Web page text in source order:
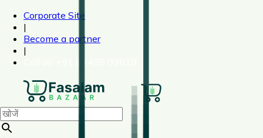
Corporate Site
|
Become a partner
|